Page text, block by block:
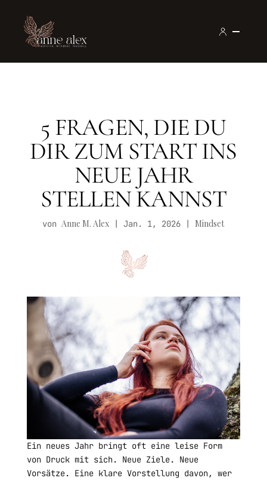
5 FRAGEN, DIE DU
DIR ZUM START INS
NEUE JAHR
STELLEN KANNST
vonAnne M. Alex |Jan. 1, 2026 | Mindset
Ein neues Jahr bringt oft eine leise Form
von Druck mit sich. Neue Ziele. Neue
Vorsätze. Eine klare Vorstellung davon, wer